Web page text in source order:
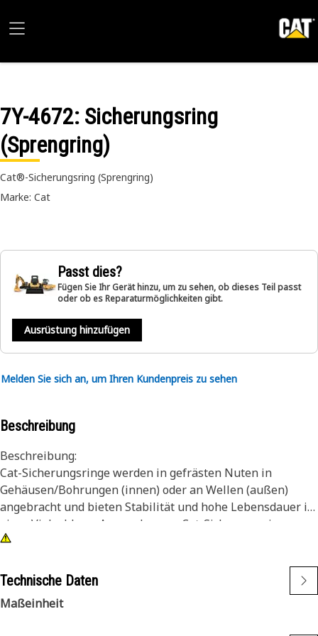
7Y-4672: Sicherungsring
(Sprengring)
Cat®-Sicherungsring (Sprengring)
Marke: Cat
Passt dies?
Fügen Sie Ihr Gerät hinzu, um zu sehen, ob dieses Teil passt
oder ob es Reparaturmöglichkeiten gibt.
Ausrüstung hinzufügen
Melden Sie sich an, um Ihren Kundenpreis zu sehen
Beschreibung
Beschreibung:
Cat-Sicherungsringe werden in gefrästen Nuten in
Gehäusen/Bohrungen (innen) oder an Wellen (außen)
angebracht und bieten Stabilität und hohe Lebensdauer in
einer Vielzahl von Anwendungen. Cat-Sicherungsringe
werden unter Einhaltung präziser technischer Daten
Zuverlässigkeit und Produktivität aus. Mit diesem "Built
For It"-Produkt können Sie Ihre Produktivität steigern.
Technische Daten
Maßeinheit